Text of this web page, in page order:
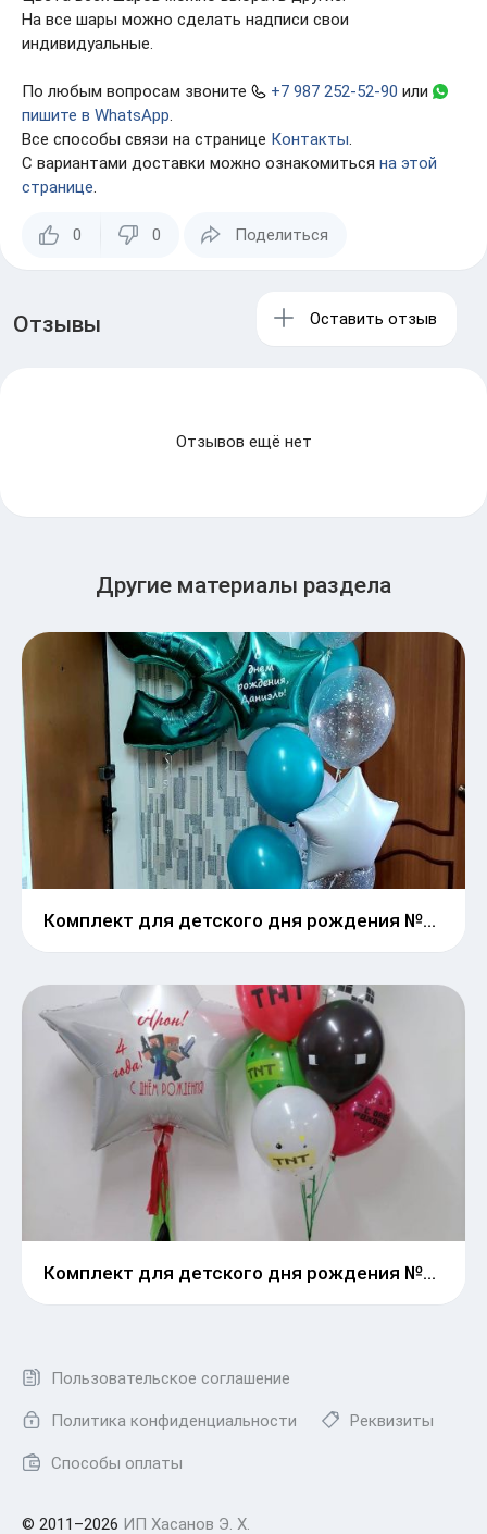
На все шары можно сделать надписи свои
индивидуальные.
По любым вопросам звоните +7 987 252-52-90 или
пишите в WhatsApp.
Все способы связи на странице Контакты.
С вариантами доставки можно ознакомиться на этой
странице.
0 0 Поделиться
Отзывы Оставить отзыв
Отзывов ещё нет
Другие материалы раздела
Комплект для детского дня рождения №19
Комплект для детского дня рождения №17
Пользовательское соглашение
Политика конфиденциальности Реквизиты
Способы оплаты
© 2011–2026 ИП Хасанов Э. Х.